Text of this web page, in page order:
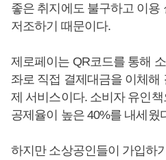
좋은 취지에도 불구하고 이용
저조하기 때문이다.
제로페이는 QR코드를 통해
좌로 직접 결제대금을 이체해
제 서비스이다. 소비자 유인
공제율이 높은 40%를 내세웠
하지만 소상공인들이 가입하